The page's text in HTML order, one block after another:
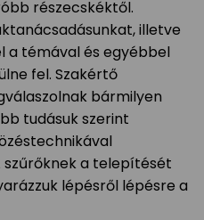
részecskéktől.
illetve
a témával és egyébbel
fel. Szakértő
bármilyen
tudásuk szerint
a telepítését
lépésről lépésre a